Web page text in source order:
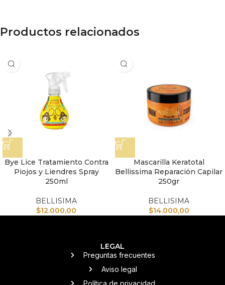
Productos relacionados
Bye Lice Tratamiento Contra
Piojos y Liendres Spray
250ml
BELLISIMA
$12.000,00
Mascarilla Keratotal
Bellissima Reparación Capilar
250gr
BELLISIMA
$14.000,00
LEGAL
Preguntas frecuentes
Aviso legal
Política de privacidad